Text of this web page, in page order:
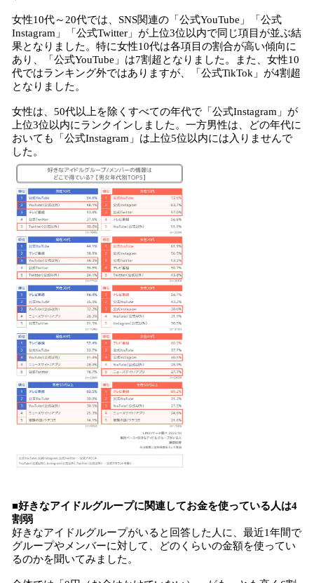
女性10代～20代では、SNS関連の「公式YouTube」「公式
Instagram」「公式Twitter」が上位3位以内で同じ項目が並ぶ結
果となりました。特に女性10代は各項目の割合が高い傾向に
あり、「公式YouTube」は7割超となりました。また、女性10
代ではランキング外ではありますが、「公式TikTok」が4割超
となりました。
女性は、50代以上を除くすべての年代で「公式Instagram」が
上位3位以内にランクインしました。一方男性は、どの年代に
おいても「公式Instagram」は上位5位以内には入りませんで
した。
■好きなアイドルグループに関連してお金を使っている人は4
割弱
好きなアイドルグループがいると回答した人に、最近1年間で
グループやメンバーに対して、どのくらいの金額を使ってい
るのかを聞いてみました。